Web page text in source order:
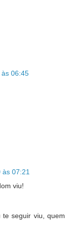
06:45
07:21
viu!
te seguir viu, quem